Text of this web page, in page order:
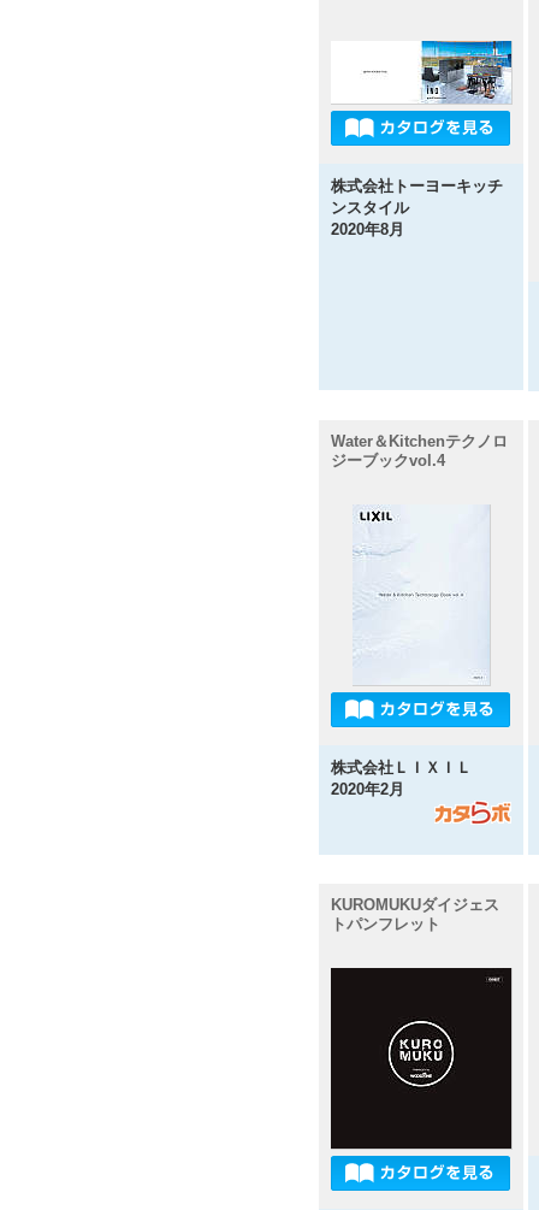
株式会社トーヨーキッチ
ンスタイル
2020年8月
Water＆Kitchenテクノロ
ジーブックvol.4
株式会社ＬＩＸＩＬ
2020年2月
KUROMUKUダイジェス
トパンフレット